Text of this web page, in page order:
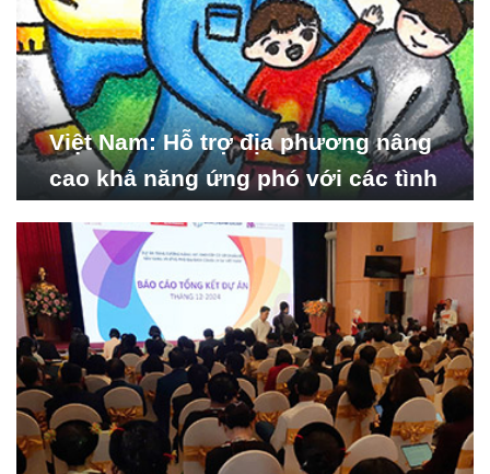
Việt Nam: Hỗ trợ địa phương nâng
cao khả năng ứng phó với các tình